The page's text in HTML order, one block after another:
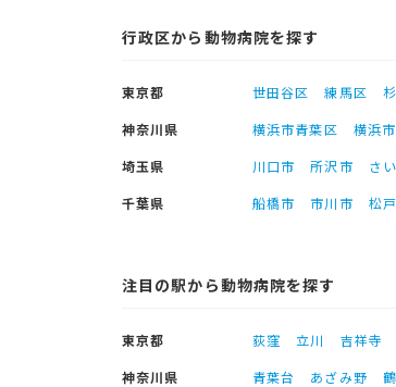
行政区から動物病院を探す
東京都 世田谷区 練馬区
神奈川県
横浜市青葉区 横浜
埼玉県
川口市 所沢市 さ
千葉県
船橋市 市川市 松
注目の駅から動物病院を探す
東京都 荻窪 立川 吉祥寺
神奈川県
青葉台 あざみ野